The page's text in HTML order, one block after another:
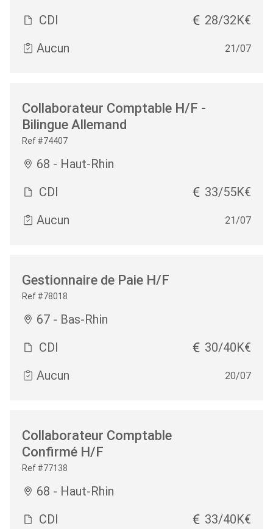
CDI
28/32K€
Aucun
21/07
Collaborateur Comptable H/F -
Bilingue Allemand
Ref #74407
68 - Haut-Rhin
CDI
33/55K€
Aucun
21/07
Gestionnaire de Paie H/F
Ref #78018
67 - Bas-Rhin
CDI
30/40K€
Aucun
20/07
Collaborateur Comptable
Confirmé H/F
Ref #77138
68 - Haut-Rhin
CDI
33/40K€